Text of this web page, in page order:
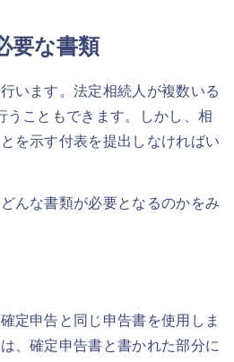
要な書類
います。法定相続人が複数いる
うこともできます。しかし、相
を示す付表を提出しなければい
んな書類が必要となるのかをみ
定申告と同じ申告書を使用しま
、確定申告書と書かれた部分に